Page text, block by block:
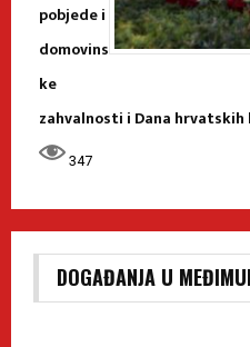
pobjede i
domovins
ke
zahvalnosti i Dana
347
DOGAĐANJA U